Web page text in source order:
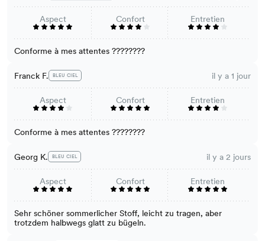
Aspect Confort Entretien
Conforme à mes attentes ????????
Franck F. BLEU CIEL il y a 1 jour
Aspect Confort Entretien
Conforme à mes attentes ????????
Georg K. BLEU CIEL il y a 2 jours
Aspect Confort Entretien
Sehr schöner sommerlicher Stoff, leicht zu tragen, aber
trotzdem halbwegs glatt zu bügeln.